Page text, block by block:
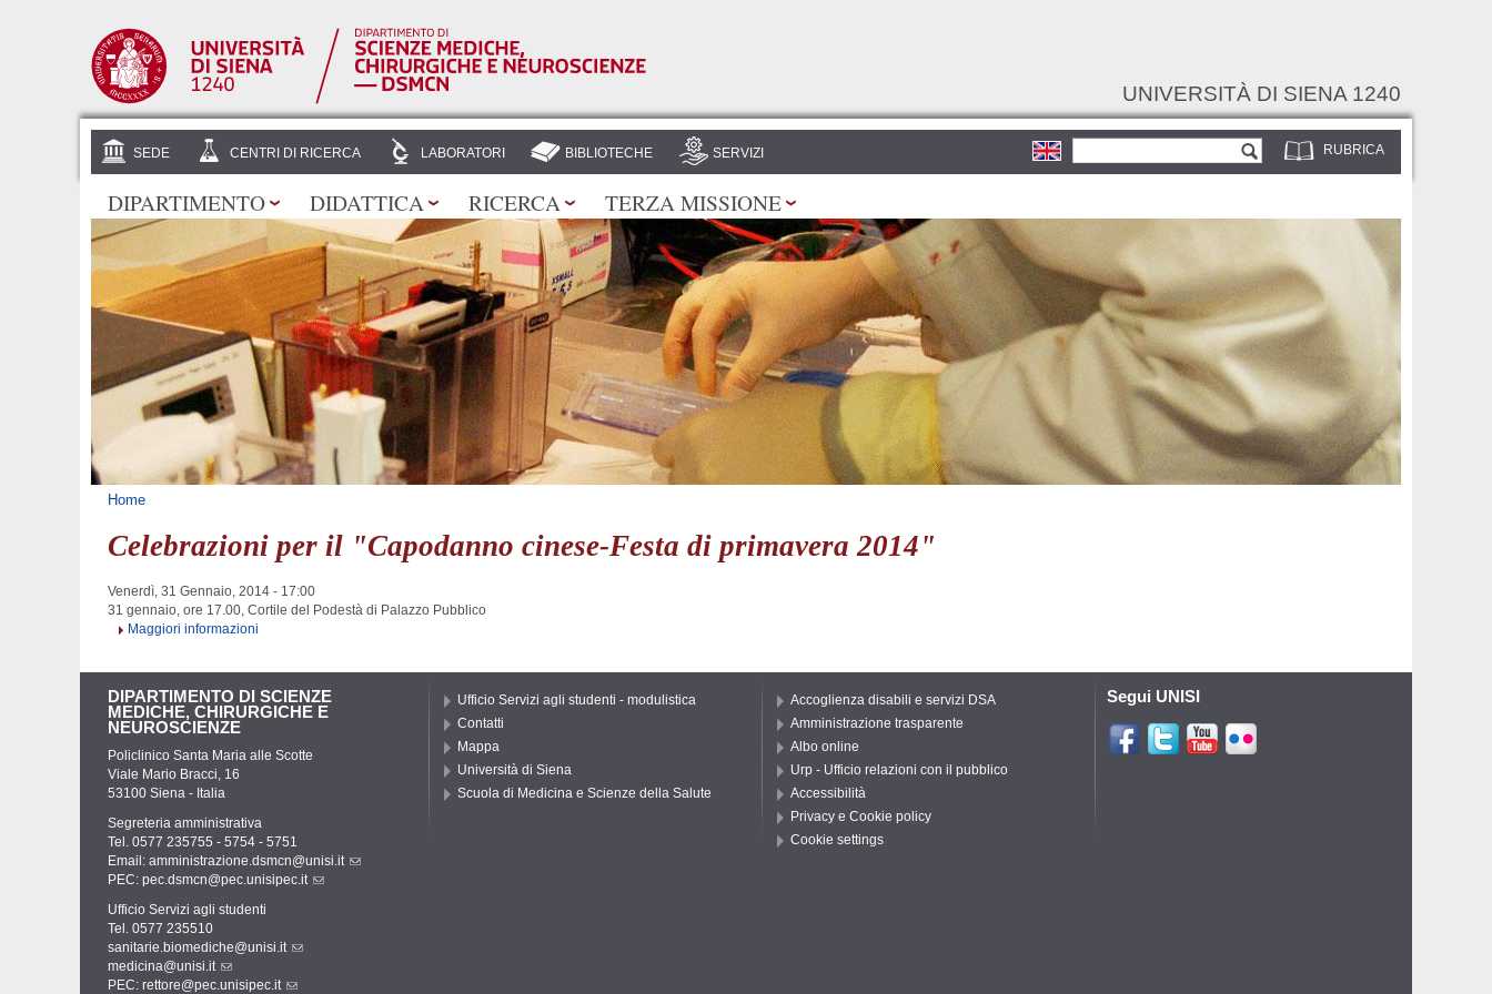
UNIVERSITÀ DI SIENA 1240
RUBRICA
Form di ricerca
SEDE CENTRI DI RICERCA LABORATORI BIBLIOTECHE SERVIZI
DIPARTIMENTO DIDATTICA RICERCA TERZA MISSIONE
Tu sei qui
Home
Celebrazioni per il "Capodanno cinese-Festa di primavera 2014"
Venerdì, 31 Gennaio, 2014 - 17:00
31 gennaio, ore 17.00, Cortile del Podestà di Palazzo Pubblico
Maggiori informazioni
DIPARTIMENTO DI SCIENZE
MEDICHE, CHIRURGICHE E
NEUROSCIENZE
Policlinico Santa Maria alle Scotte
Viale Mario Bracci, 16
53100 Siena - Italia
Segreteria amministrativa
Tel. 0577 235755 - 5754 - 5751
Email: amministrazione.dsmcn@unisi.it
PEC: pec.dsmcn@pec.unisipec.it
Ufficio Servizi agli studenti
Tel. 0577 235510
sanitarie.biomediche@unisi.it
medicina@unisi.it
PEC: rettore@pec.unisipec.it
Ufficio Servizi agli studenti - modulistica
Contatti
Mappa
Università di Siena
Scuola di Medicina e Scienze della Salute
Accoglienza disabili e servizi DSA
Amministrazione trasparente
Albo online
Urp - Ufficio relazioni con il pubblico
Accessibilità
Privacy e Cookie policy
Cookie settings
Segui UNISI